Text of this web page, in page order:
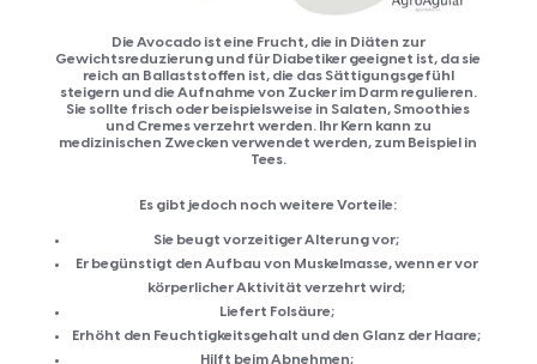
Die Avocado ist eine Frucht, die in Diäten zur
Gewichtsreduzierung und für Diabetiker geeignet ist, da sie
reich an Ballaststoffen ist, die das Sättigungsgefühl
steigern und die Aufnahme von Zucker im Darm regulieren.
Sie sollte frisch oder beispielsweise in Salaten, Smoothies
und Cremes verzehrt werden. Ihr Kern kann zu
medizinischen Zwecken verwendet werden, zum Beispiel in
Tees.
Es gibt jedoch noch weitere Vorteile:
Sie beugt vorzeitiger Alterung vor;
Er begünstigt den Aufbau von Muskelmasse, wenn er vor
körperlicher Aktivität verzehrt wird;
Liefert Folsäure;
Erhöht den Feuchtigkeitsgehalt und den Glanz der Haare;
Hilft beim Abnehmen;